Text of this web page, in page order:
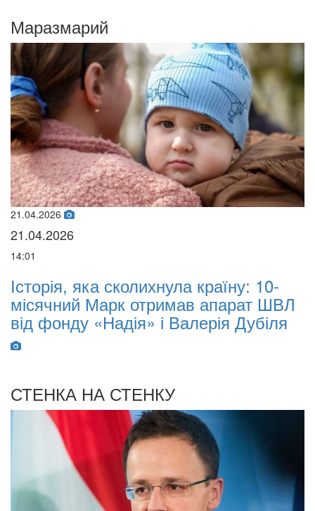
Маразмарий
10-
апарат ШВЛ
Дубіля
Oleksii Abasov: How
Businesses Can Attract
Investments and Hedge
War
СТЕНКА НА СТЕНКУ